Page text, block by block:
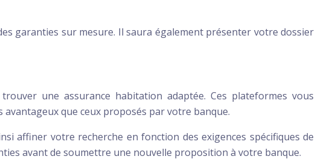
garanties sur mesure. Il saura également présenter votre dossier
une assurance habitation adaptée. Ces plateformes vous
que ceux proposés par votre banque.
affiner votre recherche en fonction des exigences spécifiques de
avant de soumettre une nouvelle proposition à votre banque.